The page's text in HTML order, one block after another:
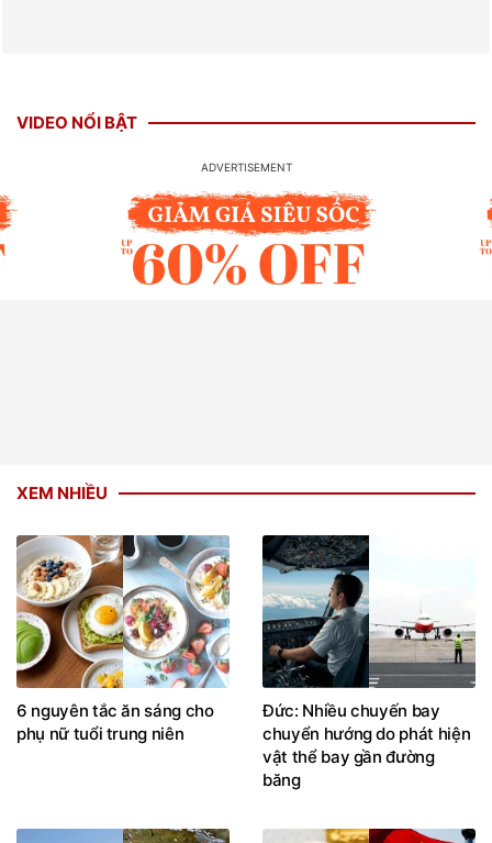
VIDEO NỔI BẬT
XEM NHIỀU
6 nguyên tắc ăn sáng cho
phụ nữ tuổi trung niên
Đức: Nhiều chuyến bay
chuyển hướng do phát hiện
vật thể bay gần đường
băng